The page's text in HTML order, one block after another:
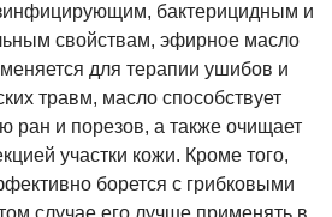
бактерицидным и
свойствам, эфирное масло
для терапии ушибов и
травм, масло способствует
ран и порезов, а также очищает
участки кожи. Кроме того,
борется с грибковыми
случае его лучше применять в